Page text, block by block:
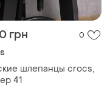
41